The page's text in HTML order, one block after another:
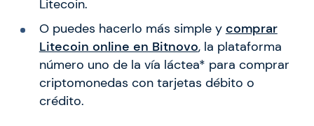
Litecoin.
O puedes hacerlo más simple y comprar
Litecoin online en Bitnovo, la plataforma
número uno de la vía láctea* para comprar
criptomonedas con tarjetas débito o
crédito.